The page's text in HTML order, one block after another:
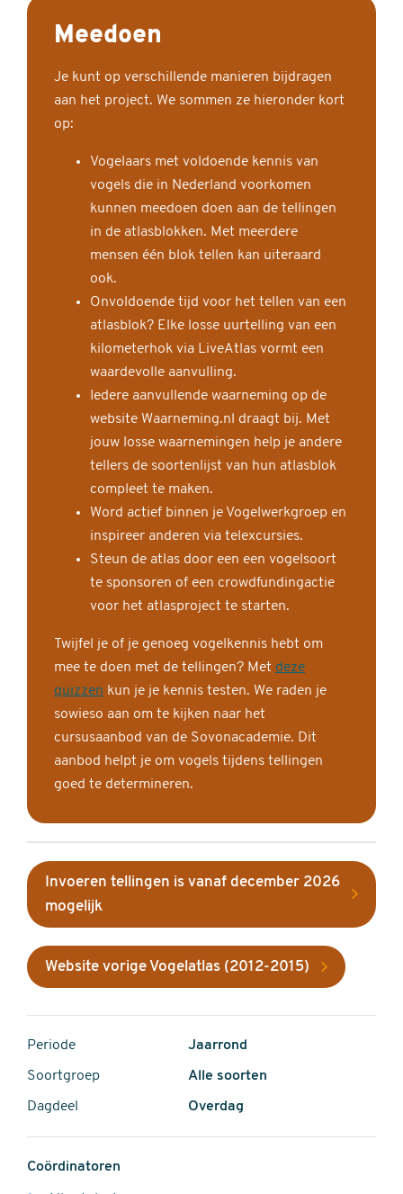
Meedoen
Je kunt op verschillende manieren bijdragen
aan het project. We sommen ze hieronder kort
op:
Vogelaars met voldoende kennis van
vogels die in Nederland voorkomen
kunnen meedoen doen aan de tellingen
in de atlasblokken. Met meerdere
mensen één blok tellen kan uiteraard
ook.
Onvoldoende tijd voor het tellen van een
atlasblok? Elke losse uurtelling van een
kilometerhok via LiveAtlas vormt een
waardevolle aanvulling.
Iedere aanvullende waarneming op de
website Waarneming.nl draagt bij. Met
jouw losse waarnemingen help je andere
tellers de soortenlijst van hun atlasblok
compleet te maken.
Word actief binnen je Vogelwerkgroep en
inspireer anderen via telexcursies.
Steun de atlas door een een vogelsoort
te sponsoren of een crowdfundingactie
voor het atlasproject te starten.
Twijfel je of je genoeg vogelkennis hebt om
mee te doen met de tellingen? Met deze
quizzen kun je je kennis testen. We raden je
sowieso aan om te kijken naar het
cursusaanbod van de Sovonacademie. Dit
aanbod helpt je om vogels tijdens tellingen
goed te determineren.
Invoeren tellingen is vanaf december 2026
mogelijk
Website vorige Vogelatlas (2012-2015)
Periode Jaarrond
Soortgroep Alle soorten
Dagdeel Overdag
Coördinatoren